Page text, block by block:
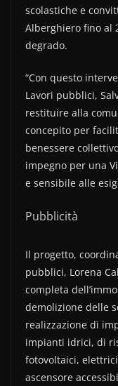
scolastiche e
Alberghiero fino al
degrado.
“Con questo
Lavori pubblici,
restituire alla
concepito per
benessere
impegno per una
e sensibile alle
Pubblicità
Il progetto,
pubblici, Lorena
completa
demolizione delle
realizzazione di
impianti idrici, di
fotovoltaici,
ascensore